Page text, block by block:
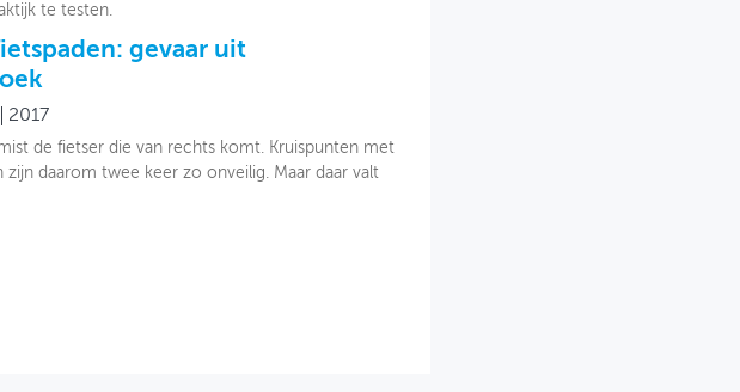
te testen.
gevaar uit
2017
de fietser die van rechts komt. Kruispunten met
daarom twee keer zo onveilig. Maar daar valt